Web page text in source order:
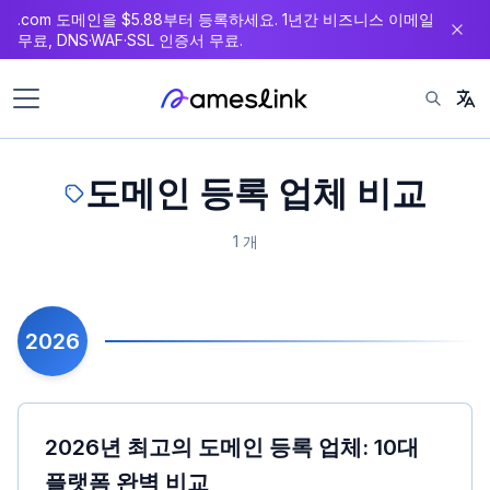
츠
로
동
.com 도메인을 $5.88부터 등록하세요. 1년간 비즈니스 이메일
무료, DNS·WAF·SSL 인증서 무료.
도메인 등록 업체 비교
1 개
2026
2026년 최고의 도메인 등록 업체: 10대
플랫폼 완벽 비교